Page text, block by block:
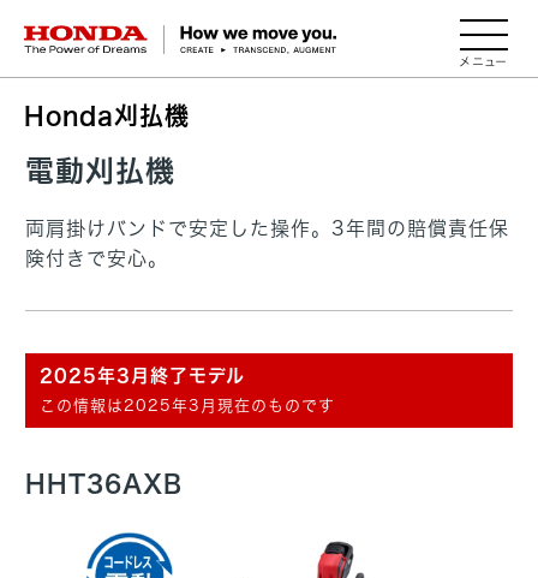
HONDA The Power of Dreams
Honda刈払機
電動刈払機
両肩掛けバンドで安定した操作。3年間の賠償責任保
険付きで安心。
2025年3月終了モデル
この情報は2025年3月現在のものです
HHT36AXB